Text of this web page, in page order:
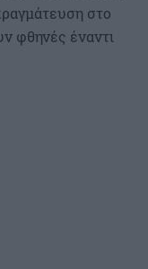
στο
φθηνές έναντι